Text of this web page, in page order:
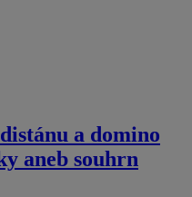
a domino
aneb souhrn